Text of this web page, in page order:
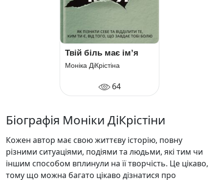
Твій біль має ім’я
Моніка ДіКрістіна
64
Біографія Моніки ДіКрістіни
Кожен автор має свою життєву історію, повну
різними ситуаціями, подіями та людьми, які тим чи
іншим способом вплинули на її творчість. Це цікаво,
тому що можна багато цікаво дізнатися про